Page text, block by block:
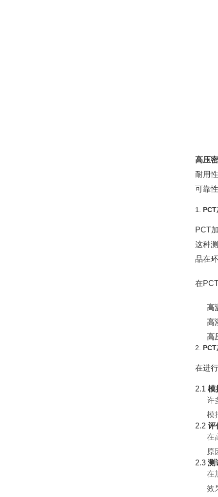
高压
耐用
可靠
1.
PCT
这种
品在
在
高
高
高
2.
在进
2.1 模
许
模
2.2 评
在
原
2.3 测
在
效